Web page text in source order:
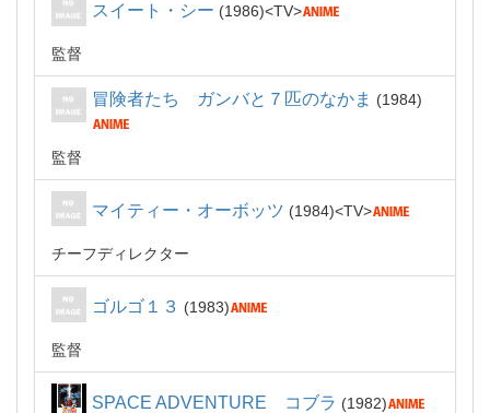
スイート・シー 1986 TV
監督
冒険者たち ガンバと７匹のなかま 1984
監督
マイティー・オーボッツ 1984 TV
チーフディレクター
ゴルゴ１３ 1983
監督
SPACE ADVENTURE コブラ 1982